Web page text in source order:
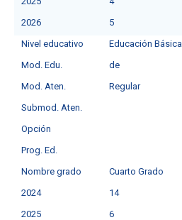
2026
5
Nivel educativo
Educación Básica
Mod. Edu.
deㅤ
Mod. Aten.
Regular
Submod. Aten.
Opción
Prog. Ed.
Nombre grado
Cuarto Grado
2024
14
2025
6